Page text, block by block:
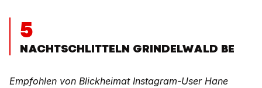
5
NACHTSCHLITTELN GRINDELWALD BE
Empfohlen von Blickheimat Instagram-User Hane